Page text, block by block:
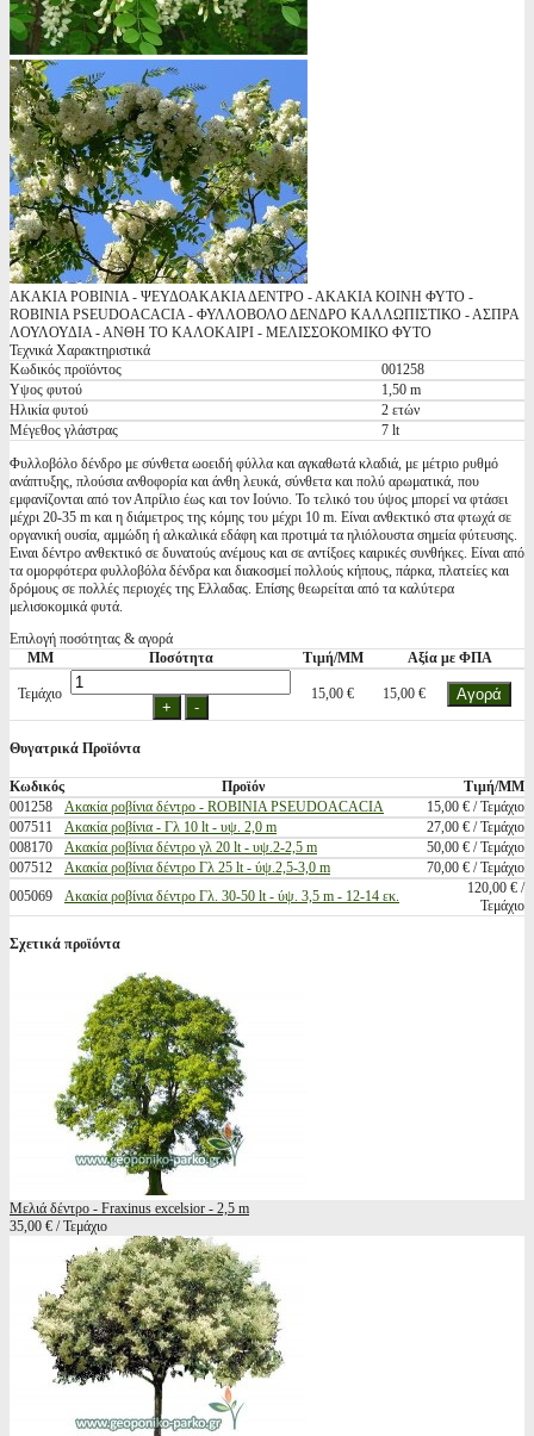
ΑΚΑΚΙΑ ΡΟΒΙΝΙΑ - ΨΕΥΔΟΑΚΑΚΙΑ ΔΕΝΤΡΟ - ΑΚΑΚΙΑ ΚΟΙΝΗ ΦΥΤΟ -
ROBINIA PSEUDOACACIA - ΦΥΛΛΟΒΟΛΟ ΔΕΝΔΡΟ ΚΑΛΛΩΠΙΣΤΙΚΟ - ΑΣΠΡΑ
ΛΟΥΛΟΥΔΙΑ - ΑΝΘΗ ΤΟ ΚΑΛΟΚΑΙΡΙ - ΜΕΛΙΣΣΟΚΟΜΙΚΟ ΦΥΤΟ
Τεχνικά Χαρακτηριστικά
Κωδικός προϊόντος
001258
Υψος φυτού
1,50 m
Ηλικία φυτού
2 ετών
Μέγεθος γλάστρας
7 lt
Φυλλοβόλο δένδρο με σύνθετα ωοειδή φύλλα και αγκαθωτά κλαδιά, με μέτριο ρυθμό
ανάπτυξης, πλούσια ανθοφορία και άνθη λευκά, σύνθετα και πολύ αρωματικά, που
εμφανίζονται από τον Απρίλιο έως και τον Ιούνιο. Το τελικό του ύψος μπορεί να φτάσει
μέχρι 20-35 m και η διάμετρος της κόμης του μέχρι 10 m. Είναι ανθεκτικό στα φτωχά σε
οργανική ουσία, αμμώδη ή αλκαλικά εδάφη και προτιμά τα ηλιόλουστα σημεία φύτευσης.
Ειναι δέντρο ανθεκτικό σε δυνατούς ανέμους και σε αντίξοες καιρικές συνθήκες. Είναι από
τα ομορφότερα φυλλοβόλα δένδρα και διακοσμεί πολλούς κήπους, πάρκα, πλατείες και
δρόμους σε πολλές περιοχές της Ελλαδας. Επίσης θεωρείται από τα καλύτερα
μελισοκομικά φυτά.
Επιλογή ποσότητας & αγορά
ΜΜ
Ποσότητα Τιμή/ΜΜ Αξία με ΦΠΑ
Τεμάχιο 15,00 € 15,00 €
Θυγατρικά Προϊόντα
Κωδικός Προϊόν
Τιμή/ΜΜ
001258
Ακακία ροβίνια δέντρο - ROBINIA PSEUDOACACIA
15,00 € / Τεμάχιο
007511
Ακακία ροβίνια - Γλ 10 lt - υψ. 2,0 m
27,00 € / Τεμάχιο
008170
Ακακία ροβίνια δέντρο γλ 20 lt - υψ.2-2,5 m
50,00 € / Τεμάχιο
007512
Ακακία ροβίνια δέντρο Γλ 25 lt - ύψ.2,5-3,0 m
70,00 € / Τεμάχιο
005069
Ακακία ροβίνια δέντρο Γλ. 30-50 lt - ύψ. 3,5 m - 12-14 εκ.
120,00 € /
Τεμάχιο
Σχετικά προϊόντα
Μελιά δέντρο - Fraxinus excelsior - 2,5 m
35,00 € / Τεμάχιο